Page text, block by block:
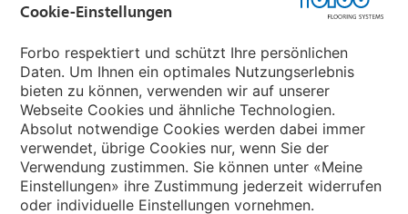
Forbo Movement Systems
Land auswählen
Land auswählen
Cookie-Einstellungen
Forbo respektiert und schützt Ihre persönlichen
Daten. Um Ihnen ein optimales Nutzungserlebnis
bieten zu können, verwenden wir auf unserer
Webseite Cookies und ähnliche Technologien.
Absolut notwendige Cookies werden dabei immer
verwendet, übrige Cookies nur, wenn Sie der
Verwendung zustimmen. Sie können unter «Meine
Einstellungen» ihre Zustimmung jederzeit widerrufen
oder individuelle Einstellungen vornehmen.